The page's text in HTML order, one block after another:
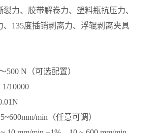
裂力、胶带解卷力、塑料瓶抗压力、
、135度插销剥离力、浮辊剥离夹具
500 N（可选配置）
10000
min（任意可调）